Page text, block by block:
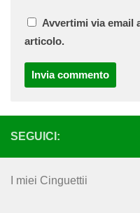
Avvertimi via email
articolo.
SEGUICI:
I miei Cinguettii